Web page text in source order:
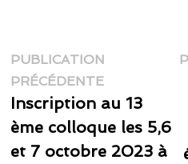
Navigation
de
l’article
PUBLICATION
PRÉCÉDENTEPublication
précédente :
Inscription au 13
ème colloque les 5,6
et 7 octobre 2023 à